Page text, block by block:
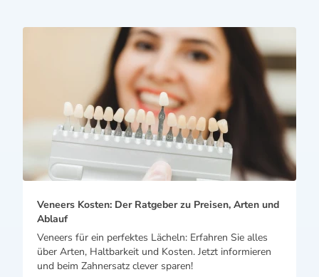
Veneers Kosten: Der Ratgeber zu Preisen, Arten und
Ablauf
Veneers für ein perfektes Lächeln: Erfahren Sie alles
über Arten, Haltbarkeit und Kosten. Jetzt informieren
und beim Zahnersatz clever sparen!